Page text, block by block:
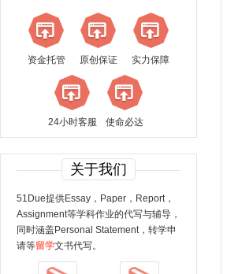
资金托管 原创保证 实力保障
24小时客服 使命必达
关于我们
51Due提供Essay，Paper，Report，
Assignment等学科作业的代写与辅导，
同时涵盖Personal Statement，转学申
请等留学文书代写。